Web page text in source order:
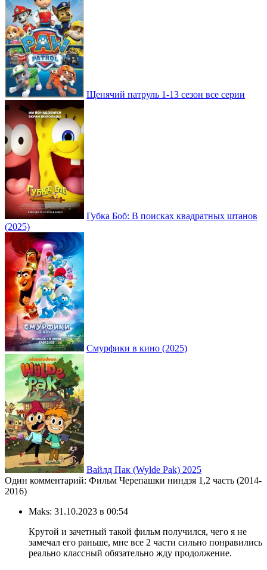
Щенячий патруль 1-13 сезон все серии
Губка Боб: В поисках квадратных штанов
(2025)
Смурфики в кино (2025)
Вайлд Пак (Wylde Pak) 2025
Один комментарий: Фильм Черепашки ниндзя 1,2 часть (2014-
2016)
Maks: 31.10.2023 в 00:54
Крутой и зачетный такой фильм получился, чего я не
замечал его раньше, мне все 2 части сильно понравились
реально классный обязательно жду продолжение.